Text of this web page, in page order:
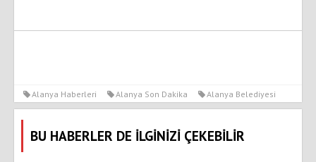
Alanya Haberleri Alanya Son Dakika Alanya Belediyesi
BU HABERLER DE İLGİNİZİ ÇEKEBİLİR